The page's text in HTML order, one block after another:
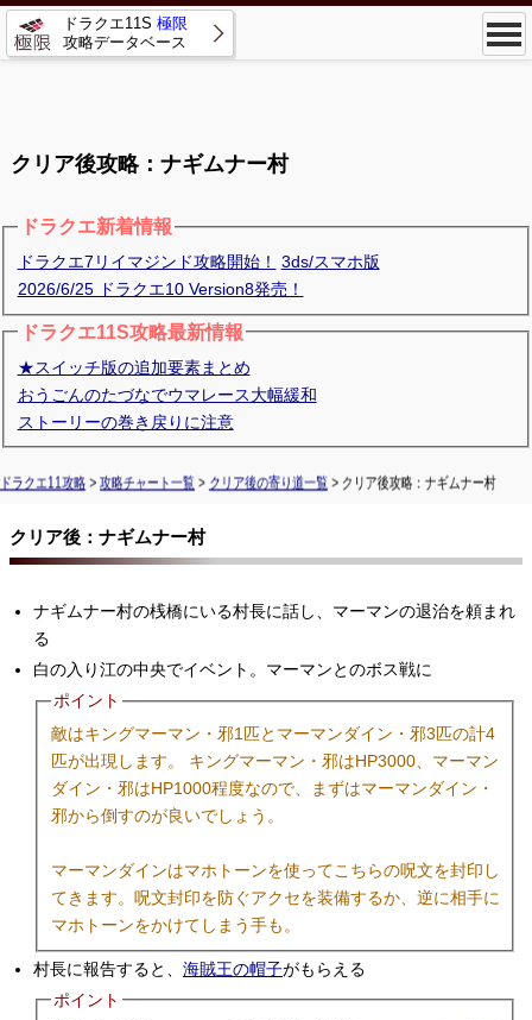
ドラクエ11S 極限
攻略データベース
クリア後攻略：ナギムナー村
ドラクエ新着情報
ドラクエ7リイマジンド攻略開始！
3ds/スマホ版
2026/6/25 ドラクエ10 Version8発売！
ドラクエ11S攻略最新情報
★スイッチ版の追加要素まとめ
おうごんのたづなでウマレース大幅緩和
ストーリーの巻き戻りに注意
ドラクエ11攻略 > 攻略チャート一覧 > クリア後の寄り道一覧 > クリア後攻略：ナギムナー村
クリア後：ナギムナー村
ナギムナー村の桟橋にいる村長に話し、マーマンの退治を頼まれ
る
白の入り江の中央でイベント。マーマンとのボス戦に
ポイント
敵はキングマーマン・邪1匹とマーマンダイン・邪3匹の計4
匹が出現します。 キングマーマン・邪はHP3000、マーマン
ダイン・邪はHP1000程度なので、まずはマーマンダイン・
邪から倒すのが良いでしょう。
マーマンダインはマホトーンを使ってこちらの呪文を封印し
てきます。呪文封印を防ぐアクセを装備するか、逆に相手に
マホトーンをかけてしまう手も。
村長に報告すると、 海賊王の帽子がもらえる
ポイント